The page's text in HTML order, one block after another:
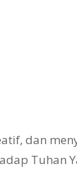
dan
Tuhan